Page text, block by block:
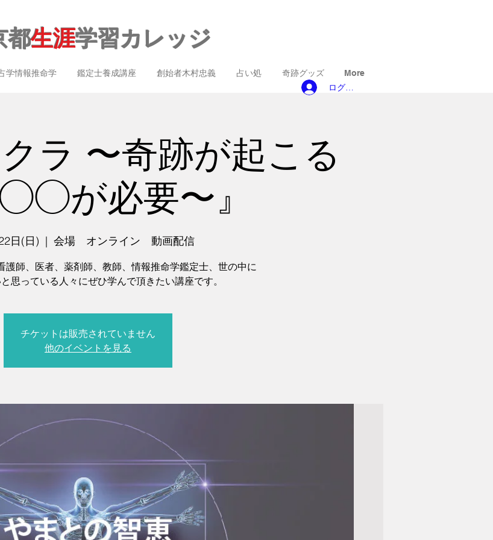
都生涯学習カレッジ
ログイン
学情報推命学 鑑定士養成講座 創始者木村忠義 占い処 奇跡グッズ More
クラ 〜奇跡が起こる
が必要〜』
日(日)
  |
会場 オンライン 動画配信
護師、医者、薬剤師、教師、情報推命学鑑定士、世の中に
思っている人々にぜひ学んで頂きたい講座です。
チケットは販売されていません
他のイベントを見る